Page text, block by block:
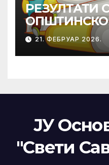
РЕЗУЛТАТИ
ВЈЕРОНАУКЕ
21. ФЕБРУАР 2026.
ЈУ
"Свети